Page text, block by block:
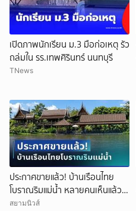
เปิดภาพนักเรียน ม.3 มือก่อเหตุ รัว
ถล่มใน รร.เทพศิรินทร์ นนทบุรี
TNews
ประกาศขายแล้ว! บ้านเรือนไทย
โบราณริมแม่น้ำ หลายคนเห็นแล้ว
จำได้ เคยเป็นฉากหนังดัง
สยามนิวส์